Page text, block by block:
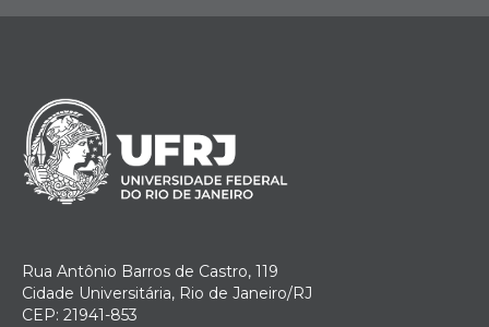
Rua Antônio Barros de Castro, 119
Cidade Universitária, Rio de Janeiro/RJ
CEP: 21941-853